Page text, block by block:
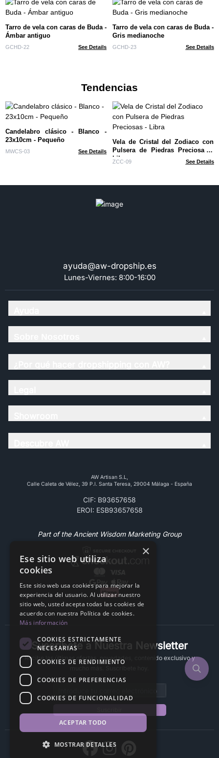
Tarro de vela con caras de Buda -
Ámbar antiguo
GCHD-22 See Details
Tarro de vela con caras de Buda -
Gris medianoche
GCHD-23 See Details
Tendencias
Candelabro clásico - Blanco -
23x10cm - Pequeño
MWCS-03 See Details
Vela de Cristal del Zodiaco con
Pulsera de Piedras Preciosas -
Libra
ZCC-09 See Details
ayuda@aw-dropship.es
Lunes-Viernes: 8:00-16:00
AW Artisan S.L,
Calle Caleta de Vélez, 39 P.l. Santa Teresa, 29004 Málaga - España
CIF: B93657658
EROI: ESB93657658
Part of the Ancient Wisdom Marketing Group
Suscríbete a Nuestra Newsletter
Recibe las últimas ofertas, novedades, contenido exclusivo y
×
Ese sitio web utiliza
cookies
Este sitio web usa cookies para mejorar la
experiencia del usuario. Al utilizar nuestro
sitio web, usted acepta todas las cookies de
acuerdo con nuestra Política de cookies.
Más información
COOKIES ESTRICTAMENTE
NECESARIAS
COOKIES DE RENDIMIENTO
COOKIES DE PREFERENCIAS
COOKIES DE FUNCIONALIDAD
ACEPTAR TODO
MOSTRAR DETALLES